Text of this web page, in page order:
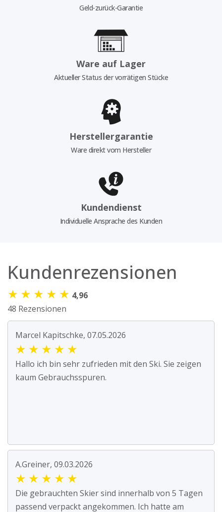
Geld-zurück-Garantie
Ware auf Lager
Aktueller Status der vorrätigen Stücke
Herstellergarantie
Ware direkt vom Hersteller
Kundendienst
Individuelle Ansprache des Kunden
Kundenrezensionen
★ ★ ★ ★ ★ 4,96
48 Rezensionen
Marcel Kapitschke, 07.05.2026
★ ★ ★ ★ ★
Hallo ich bin sehr zufrieden mit den Ski. Sie zeigen
kaum Gebrauchsspuren.
A.Greiner, 09.03.2026
★ ★ ★ ★ ★
Die gebrauchten Skier sind innerhalb von 5 Tagen
passend verpackt angekommen. Ich hatte am